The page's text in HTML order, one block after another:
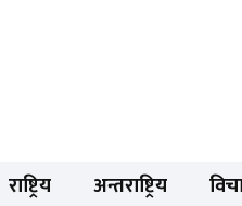
राष्ट्रिय अन्तराष्ट्रिय